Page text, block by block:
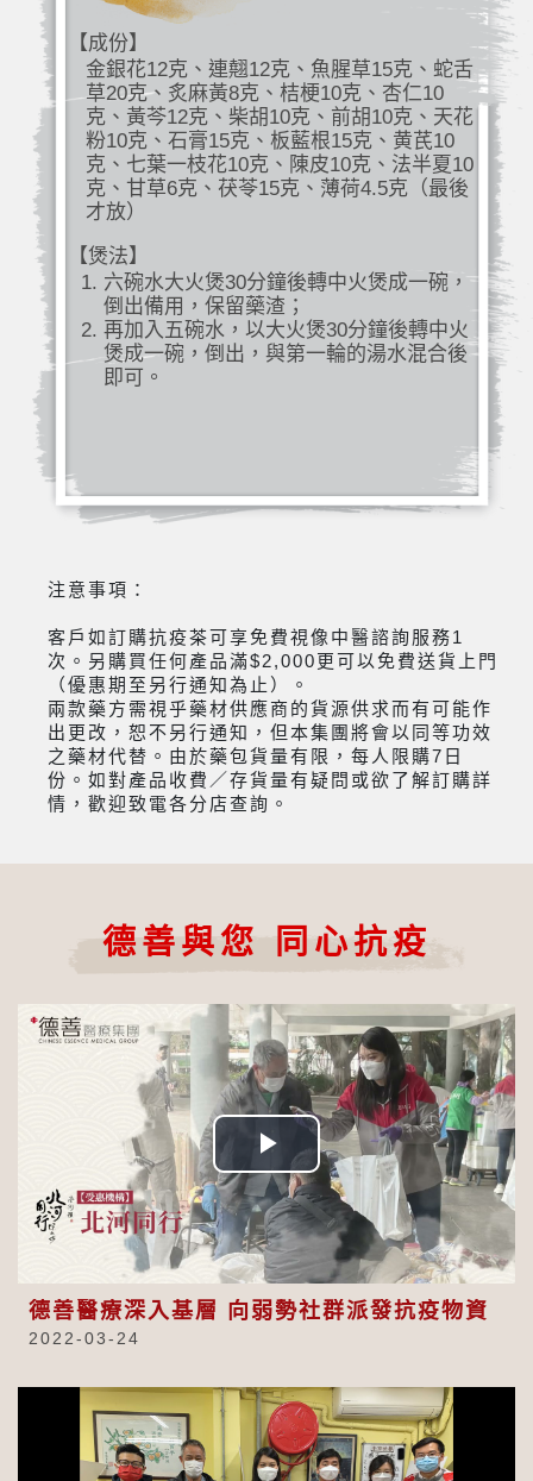
【成份】
金銀花12克、連翹12克、魚腥草15克、蛇舌
草20克、炙麻黃8克、桔梗10克、杏仁10
克、黃芩12克、柴胡10克、前胡10克、天花
粉10克、石膏15克、板藍根15克、黄芪10
克、七葉一枝花10克、陳皮10克、法半夏10
克、甘草6克、茯苓15克、薄荷4.5克（最後
才放）
【煲法】
六碗水大火煲30分鐘後轉中火煲成一碗，
倒出備用，保留藥渣；
再加入五碗水，以大火煲30分鐘後轉中火
煲成一碗，倒出，與第一輪的湯水混合後
即可。
注意事項：
客戶如訂購抗疫茶可享免費視像中醫諮詢服務1
次。另購買任何產品滿$2,000更可以免費送貨上門
（優惠期至另行通知為止）。
兩款藥方需視乎藥材供應商的貨源供求而有可能作
出更改，恕不另行通知，但本集團將會以同等功效
之藥材代替。由於藥包貨量有限，每人限購7日
份。如對產品收費／存貨量有疑問或欲了解訂購詳
情，歡迎致電各分店查詢。
德善與您 同心抗疫
Play
Video
德善醫療深入基層 向弱勢社群派發抗疫物資
2022-03-24